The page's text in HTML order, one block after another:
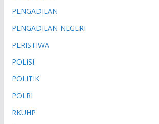
PENGADILAN
PENGADILAN NEGERI
PERISTIWA
POLISI
POLITIK
POLRI
RKUHP